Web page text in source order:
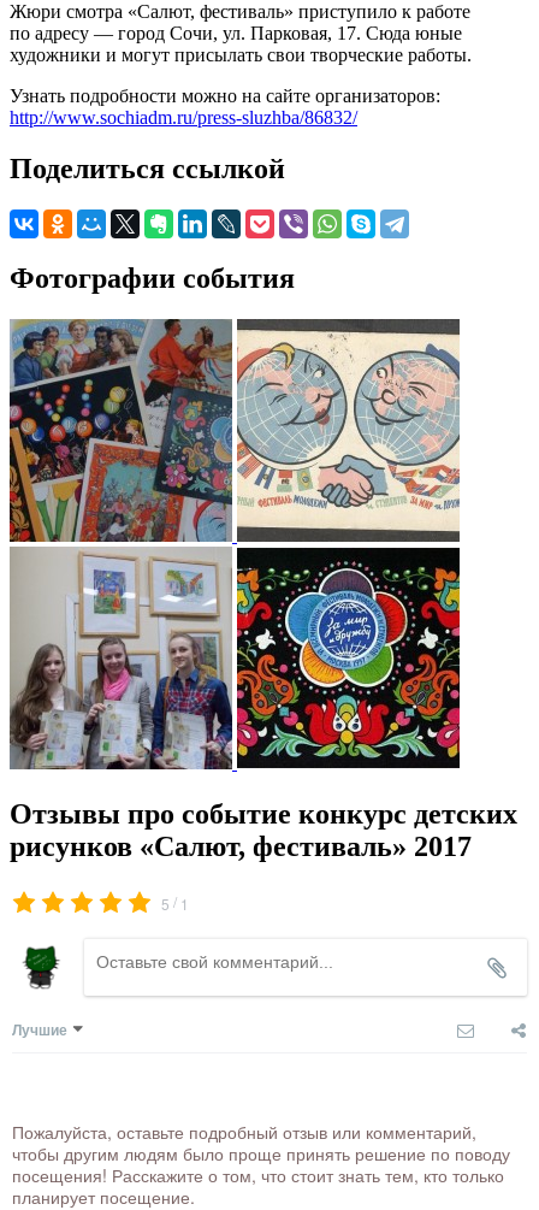
Жюри смотра «Салют, фестиваль» приступило к работе
по адресу — город Сочи, ул. Парковая, 17. Сюда юные
художники и могут присылать свои творческие работы.
Узнать подробности можно на сайте организаторов:
http://www.sochiadm.ru/press-sluzhba/86832/
Поделиться ссылкой
Фотографии события
Отзывы про событие конкурс детских
рисунков «Салют, фестиваль» 2017
5 / 1
Лучшие
Пожалуйста, оставьте подробный отзыв или комментарий,
чтобы другим людям было проще принять решение по поводу
посещения! Расскажите о том, что стоит знать тем, кто только
планирует посещение.